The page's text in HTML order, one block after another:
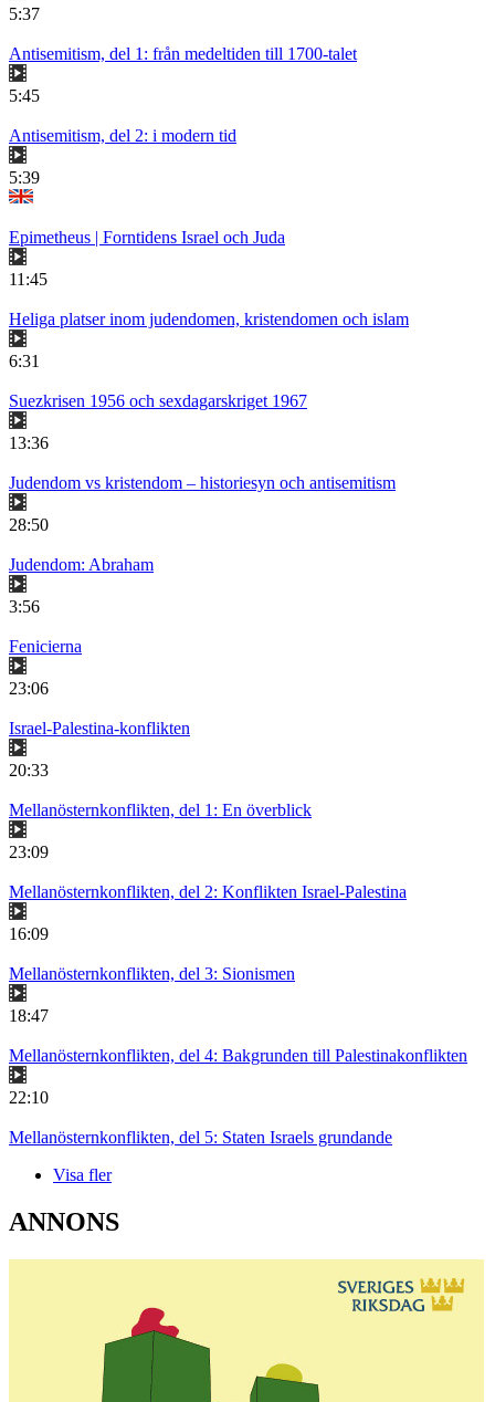
5:37
Antisemitism, del 1: från medeltiden till 1700-talet
5:45
Antisemitism, del 2: i modern tid
5:39
Epimetheus | Forntidens Israel och Juda
11:45
Heliga platser inom judendomen, kristendomen och islam
6:31
Suezkrisen 1956 och sexdagarskriget 1967
13:36
Judendom vs kristendom – historiesyn och antisemitism
28:50
Judendom: Abraham
3:56
Fenicierna
23:06
Israel-Palestina-konflikten
20:33
Mellanösternkonflikten, del 1: En överblick
23:09
Mellanösternkonflikten, del 2: Konflikten Israel-Palestina
16:09
Mellanösternkonflikten, del 3: Sionismen
18:47
Mellanösternkonflikten, del 4: Bakgrunden till Palestinakonflikten
22:10
Mellanösternkonflikten, del 5: Staten Israels grundande
Visa fler
ANNONS